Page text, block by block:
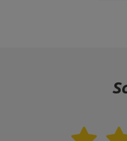
Fabrikant